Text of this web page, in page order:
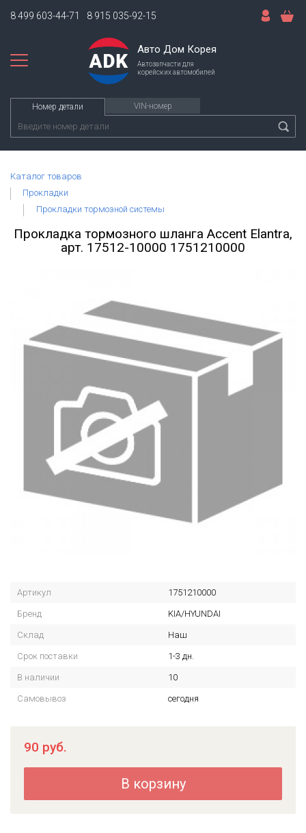
8 499 603-44-71 8 915 035-92-15
Авто Дом Корея
Автозапчасти для
корейских автомобилей
Номер детали VIN-номер
Каталог товаров
Прокладки
Прокладки тормозной системы
Прокладка тормозного шланга Accent Elantra,
арт. 17512-10000 1751210000
Артикул 1751210000
Бренд KIA/HYUNDAI
Склад Наш
Срок поставки 1-3 дн.
В наличии 10
Самовывоз сегодня
90 руб.
В корзину